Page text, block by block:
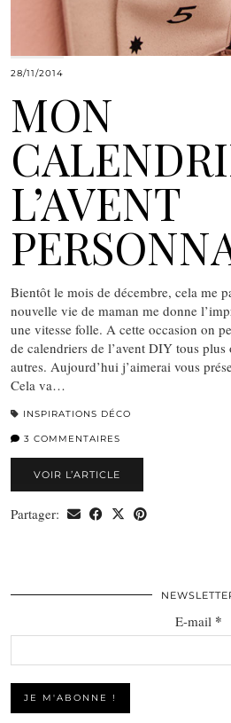
28/11/2014
MON
L’AVENT
Bientôt le mois de décembre, cela me
nouvelle vie de maman me donne
une vitesse folle. A cette occasion on
de calendriers de l’avent DIY tous
autres. Aujourd’hui j’aimerai vous
Cela va…
INSPIRATIONS DÉCO
3 COMMENTAIRES
VOIR L’ARTICLE
Partager:
E-mail *